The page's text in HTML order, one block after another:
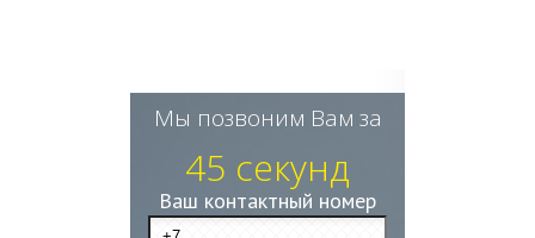
Мы позвоним Вам за
45 секунд
Ваш контактный номер